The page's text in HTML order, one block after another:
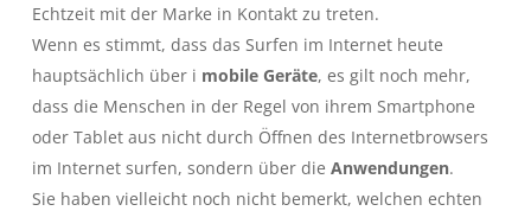
Echtzeit mit der Marke in Kontakt zu treten.
Wenn es stimmt, dass das Surfen im Internet heute
hauptsächlich über i mobile Geräte, es gilt noch mehr,
dass die Menschen in der Regel von ihrem Smartphone
oder Tablet aus nicht durch Öffnen des Internetbrowsers
im Internet surfen, sondern über die Anwendungen.
Sie haben vielleicht noch nicht bemerkt, welchen echten